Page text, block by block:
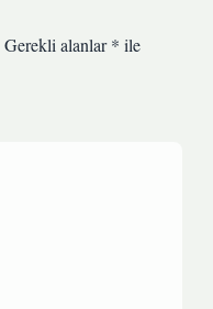
Gerekli alanlar* ile